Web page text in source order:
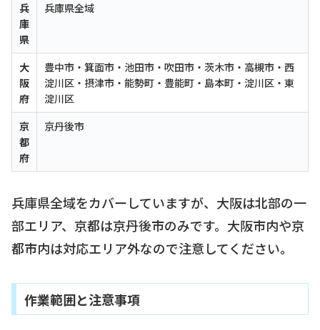
兵
庫
県
兵庫県全域
大
阪
府
豊中市・箕面市・池田市・吹田市・茨木市・高槻市・西
淀川区・摂津市・能勢町・豊能町・島本町・淀川区・東
淀川区
京
都
府
京丹後市
兵庫県全域をカバーしていますが、大阪は北部の一
部エリア、京都は京丹後市のみです。大阪市内や京
都市内は対応エリア外なので注意してください。
作業範囲と注意事項